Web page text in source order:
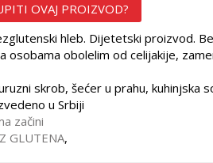
OVAJ PROIZVOD?
hleb. Dijetetski proizvod.
osobama obolelim od celijakije,
skrob, šećer u prahu, kuhinjska
u Srbiji
začini
GLUTENA,